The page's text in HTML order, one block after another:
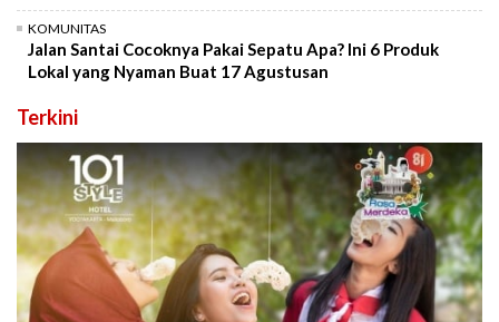
KOMUNITAS
Jalan Santai Cocoknya Pakai Sepatu Apa? Ini 6 Produk
Lokal yang Nyaman Buat 17 Agustusan
Terkini